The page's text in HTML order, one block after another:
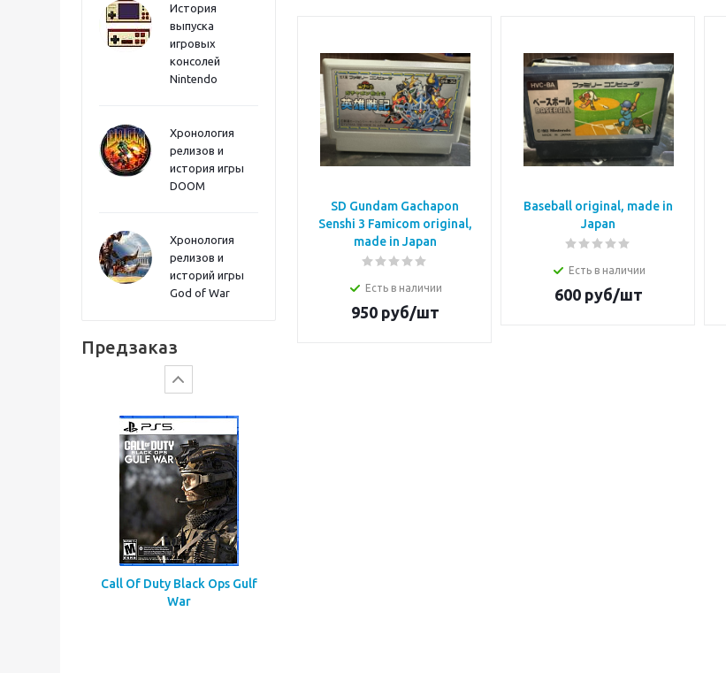
История
выпуска
игровых
консолей
Nintendo
Хронология
релизов и
история игры
DOOM
Хронология
релизов и
историй игры
God of War
Предзаказ
Onimusha: Way of the
Sword PS5
Call Of Duty Black Ops Gulf
War
SD Gundam Gachapon
Senshi 3 Famicom original,
made in Japan
Есть в наличии
950руб/шт
Baseball original, made in
Japan
Есть в наличии
600руб/шт